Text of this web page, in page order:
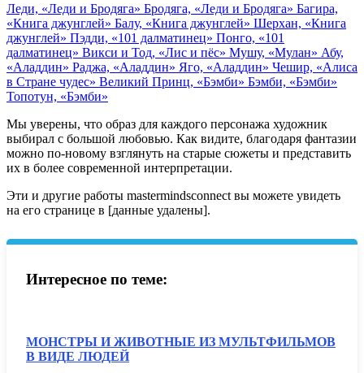
Леди, «Леди и Бродяга» Бродяга, «Леди и Бродяга» Багира,
«Книга джунглей» Балу, «Книга джунглей» Шерхан, «Книга
джунглей» Пэдди, «101 далматинец» Понго, «101
далматинец» Викси и Тод, «Лис и пёс» Мушу, «Мулан» Абу,
«Аладдин» Раджа, «Аладдин» Яго, «Аладдин» Чешир, «Алиса
в Стране чудес» Великий Принц, «Бэмби» Бэмби, «Бэмби»
Топотун, «Бэмби»
Мы уверены, что образ для каждого персонажа художник
выбирал с большой любовью. Как видите, благодаря фантазии
можно по-новому взглянуть на старые сюжеты и представить
их в более современной интерпретации.
Эти и другие работы mastermindsconnect вы можете увидеть
на его странице в [данные удалены].
Интересное по теме:
МОНСТРЫ И ЖИВОТНЫЕ ИЗ МУЛЬТФИЛЬМОВ
В ВИДЕ ЛЮДЕЙ